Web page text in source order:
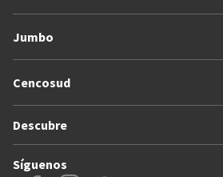
Jumbo
Cencosud
Descubre
Síguenos